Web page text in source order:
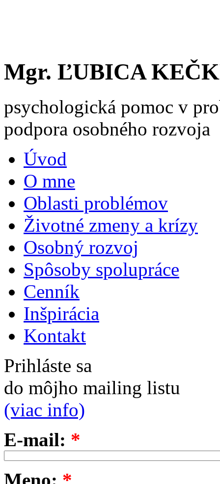
Mgr. ĽUBICA
psychologická pomoc v
podpora osobného rozvoja
Úvod
O mne
Oblasti problémov
Životné zmeny a krízy
Osobný rozvoj
Spôsoby spolupráce
Cenník
Inšpirácia
Kontakt
Prihláste sa
do môjho mailing listu
(viac info)
E-mail: *
Meno: *